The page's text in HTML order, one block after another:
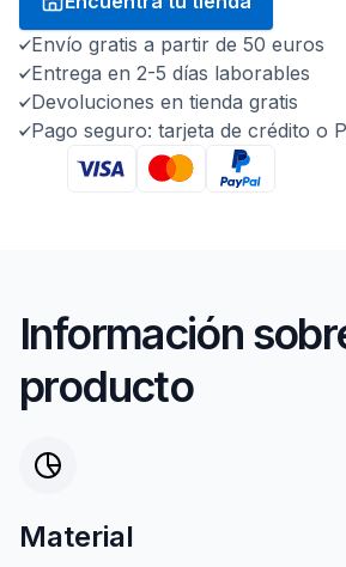
Envío gratis a partir de 50 euros
Entrega en 2-5 días laborables
Devoluciones en tienda gratis
Pago seguro: tarjeta de crédito o
Información
producto
Material